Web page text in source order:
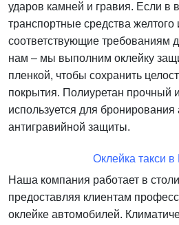
ударов камней и гравия. Если в
транспортные средства желтого
соответствующие требованиям
нам – мы выполним оклейку
пленкой, чтобы сохранить
покрытия. Полиуретан прочный
используется для
антигравийной защиты.
Оклейка такси
Наша компания работает в
предоставляя клиентам
оклейке автомобилей.